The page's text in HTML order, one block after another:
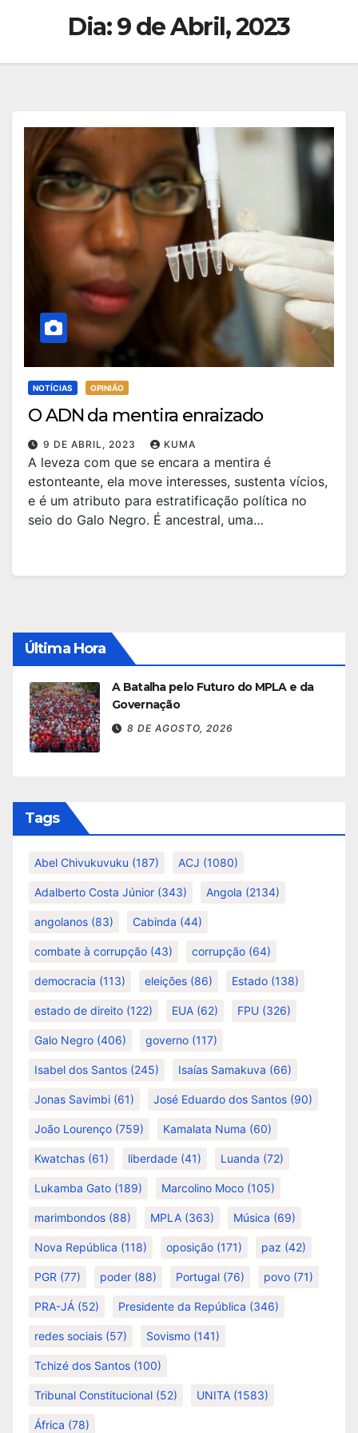
Dia:9 de Abril, 2023
NOTÍCIAS OPINIÃO
O ADN da mentira enraizado
9 DE ABRIL, 2023 KUMA
A leveza com que se encara a mentira é
estonteante, ela move interesses, sustenta vícios,
e é um atributo para estratificação política no
seio do Galo Negro. É ancestral, uma…
Última Hora
A Batalha pelo Futuro do MPLA e da
Governação
8 DE AGOSTO, 2026
Tags
Abel Chivukuvuku (187) ACJ (1080)
Adalberto Costa Júnior (343) Angola (2134)
angolanos (83) Cabinda (44)
combate à corrupção (43) corrupção (64)
democracia (113) eleições (86) Estado (138)
estado de direito (122) EUA (62) FPU (326)
Galo Negro (406) governo (117)
Isabel dos Santos (245) Isaías Samakuva (66)
Jonas Savimbi (61) José Eduardo dos Santos (90)
João Lourenço (759) Kamalata Numa (60)
Kwatchas (61) liberdade (41) Luanda (72)
Lukamba Gato (189) Marcolino Moco (105)
marimbondos (88) MPLA (363) Música (69)
Nova República (118) oposição (171) paz (42)
PGR (77) poder (88) Portugal (76) povo (71)
PRA-JÁ (52) Presidente da República (346)
redes sociais (57) Sovismo (141)
Tchizé dos Santos (100)
Tribunal Constitucional (52) UNITA (1583)
África (78)